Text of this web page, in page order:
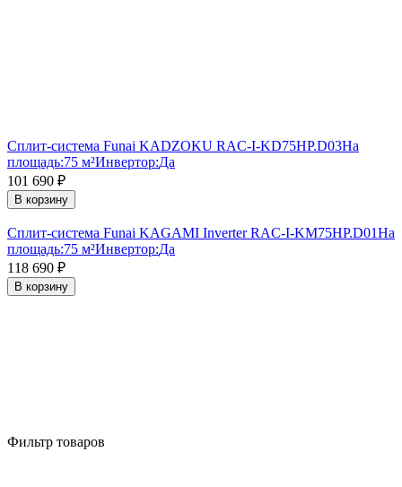
Сплит-система Funai KADZOKU RAC-I-KD75HP.D03На
площадь:75 м²Инвертор:Да
101 690 ₽
В корзину
Сплит-система Funai KAGAMI Inverter RAC-I-KM75HP.D01На
площадь:75 м²Инвертор:Да
118 690 ₽
В корзину
Фильтр товаров